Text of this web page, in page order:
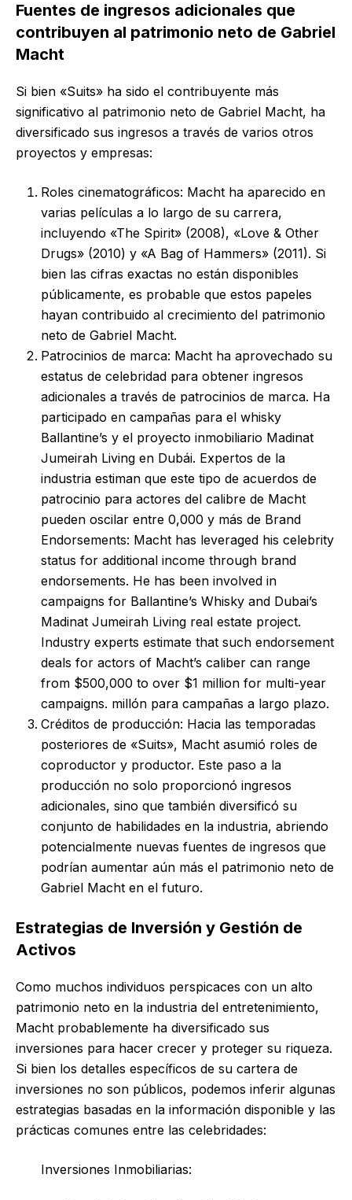
Fuentes de ingresos adicionales que
contribuyen al patrimonio neto de Gabriel
Macht
Si bien «Suits» ha sido el contribuyente más
significativo al patrimonio neto de Gabriel Macht, ha
diversificado sus ingresos a través de varios otros
proyectos y empresas:
Roles cinematográficos: Macht ha aparecido en
varias películas a lo largo de su carrera,
incluyendo «The Spirit» (2008), «Love & Other
Drugs» (2010) y «A Bag of Hammers» (2011). Si
bien las cifras exactas no están disponibles
públicamente, es probable que estos papeles
hayan contribuido al crecimiento del patrimonio
neto de Gabriel Macht.
Patrocinios de marca: Macht ha aprovechado su
estatus de celebridad para obtener ingresos
adicionales a través de patrocinios de marca. Ha
participado en campañas para el whisky
Ballantine’s y el proyecto inmobiliario Madinat
Jumeirah Living en Dubái. Expertos de la
industria estiman que este tipo de acuerdos de
patrocinio para actores del calibre de Macht
pueden oscilar entre 0,000 y más de Brand
Endorsements: Macht has leveraged his celebrity
status for additional income through brand
endorsements. He has been involved in
campaigns for Ballantine’s Whisky and Dubai’s
Madinat Jumeirah Living real estate project.
Industry experts estimate that such endorsement
deals for actors of Macht’s caliber can range
from $500,000 to over $1 million for multi-year
campaigns. millón para campañas a largo plazo.
Créditos de producción: Hacia las temporadas
posteriores de «Suits», Macht asumió roles de
coproductor y productor. Este paso a la
producción no solo proporcionó ingresos
adicionales, sino que también diversificó su
conjunto de habilidades en la industria, abriendo
potencialmente nuevas fuentes de ingresos que
podrían aumentar aún más el patrimonio neto de
Gabriel Macht en el futuro.
Estrategias de Inversión y Gestión de
Activos
Como muchos individuos perspicaces con un alto
patrimonio neto en la industria del entretenimiento,
Macht probablemente ha diversificado sus
inversiones para hacer crecer y proteger su riqueza.
Si bien los detalles específicos de su cartera de
inversiones no son públicos, podemos inferir algunas
estrategias basadas en la información disponible y las
prácticas comunes entre las celebridades:
Inversiones Inmobiliarias: